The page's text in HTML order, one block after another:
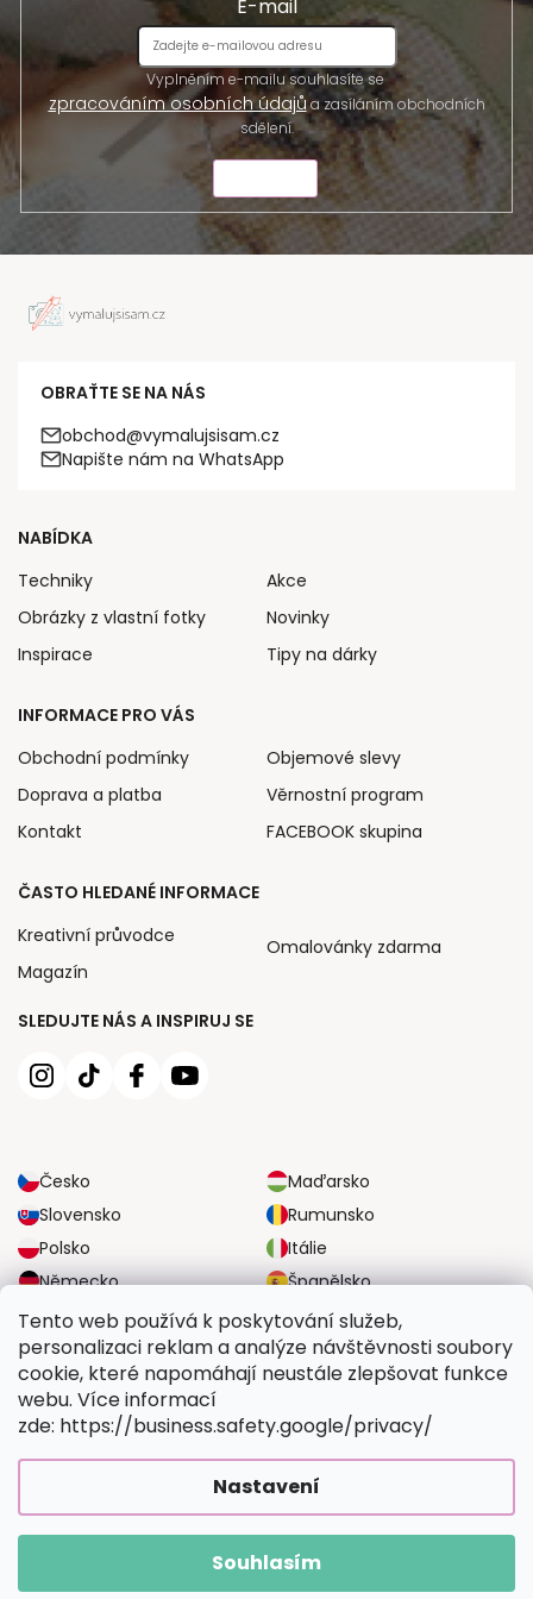
Tento web používá k poskytování služeb,
personalizaci reklam a analýze návštěvnosti soubory
cookie, které napomáhají neustále zlepšovat funkce
webu. Více informací
zde: https://business.safety.google/privacy/
Nastavení
Souhlasím
E-mail
Vyplněním e-mailu souhlasíte se
zpracováním osobních údajůa zasíláním obchodních
sdělení.
OBRAŤTE SE NA NÁS
obchod@vymalujsisam.cz
Napište nám na WhatsApp
SLEDUJTE NÁS A INSPIRUJ SE
Česko
Maďarsko
Slovensko
Rumunsko
Polsko
Itálie
Německo
Španělsko
Velká Británie
Rakousko
NABÍDKA
Techniky
Obrázky z vlastní fotky
Inspirace
Akce
Novinky
Tipy na dárky
INFORMACE PRO VÁS
Obchodní podmínky
Doprava a platba
Kontakt
Objemové slevy
Věrnostní program
FACEBOOK skupina
ČASTO HLEDANÉ INFORMACE
Kreativní průvodce
Magazín
Omalovánky zdarma
SPOLEHLIVÉ MOŽNOSTI DOPRAVY
BEZPEČNÉ MOŽNOSTI PLATBY
Vymalujsisam.cz. Všechna práva vyhrazena.